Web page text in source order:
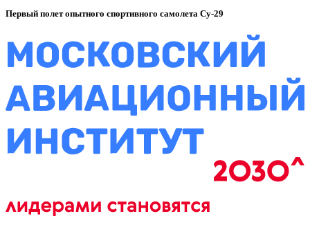
Первый полет опытного спортивного самолета Су-29